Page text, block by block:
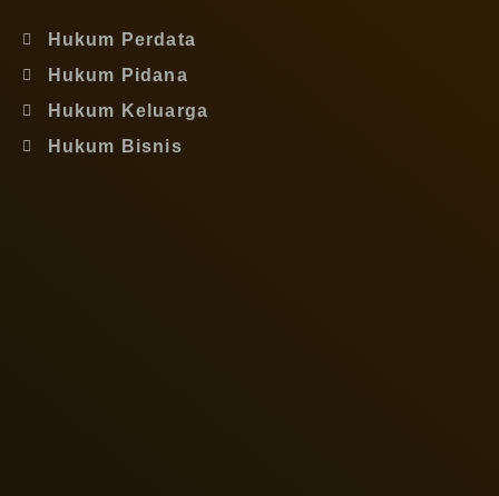
Hukum Perdata
Hukum Pidana
Hukum Keluarga
Hukum Bisnis